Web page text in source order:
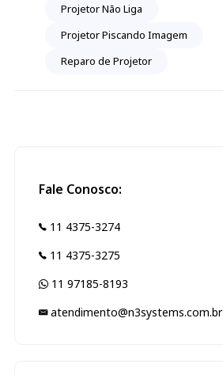
Projetor Não Liga
Projetor Piscando Imagem
Reparo de Projetor
Fale Conosco:
11 4375-3274
11 4375-3275
11 97185-8193
atendimento@n3systems.com.br